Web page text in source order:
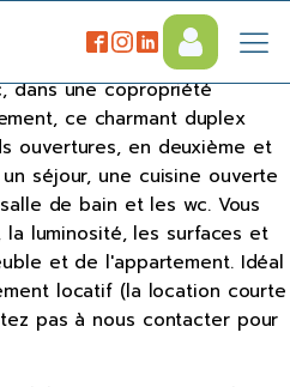
a le plaisir de vous
des Ramblas, entre le métro
dans une copropriété
ce charmant duplex
ouvertures, en deuxième et
séjour, une cuisine ouverte
de bain et les wc. Vous
luminosité, les surfaces et
et de l'appartement. Idéal
locatif (la location courte
pas à nous contacter pour